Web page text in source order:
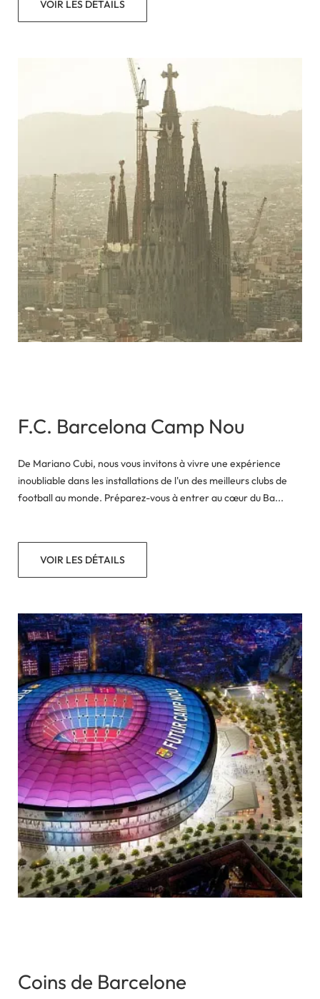
VOIR LES DÉTAILS
F.C. Barcelona Camp Nou
De Mariano Cubi, nous vous invitons à vivre une expérience
inoubliable dans les installations de l'un des meilleurs clubs de
football au monde. Préparez-vous à entrer au cœur du Ba...
VOIR LES DÉTAILS
Coins de Barcelone